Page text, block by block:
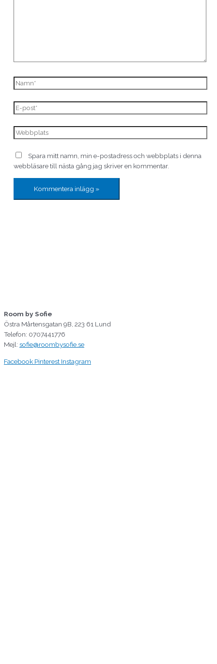
Spara mitt namn, min e-postadress och webbplats i denna
webbläsare till nästa gång jag skriver en kommentar.
Room by Sofie
Östra Mårtensgatan 9B, 223 61 Lund
Telefon: 0707441776
Mejl: sofie@roombysofie.se
Facebook Pinterest Instagram